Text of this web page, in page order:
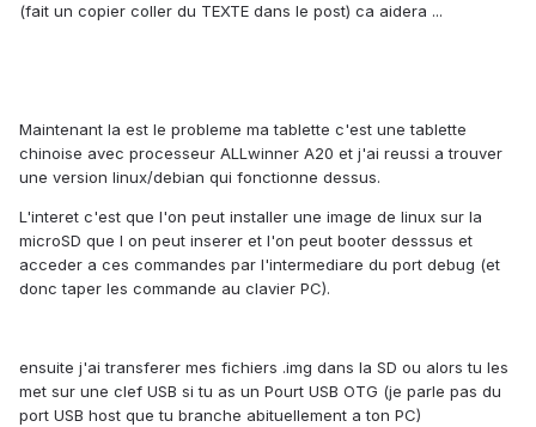
(fait un copier coller du TEXTE dans le post) ca aidera ...
Maintenant la est le probleme ma tablette c'est une tablette
chinoise avec processeur ALLwinner A20 et j'ai reussi a trouver
une version linux/debian qui fonctionne dessus.
L'interet c'est que l'on peut installer une image de linux sur la
microSD que l on peut inserer et l'on peut booter desssus et
acceder a ces commandes par l'intermediare du port debug (et
donc taper les commande au clavier PC).
ensuite j'ai transferer mes fichiers .img dans la SD ou alors tu les
met sur une clef USB si tu as un Pourt USB OTG (je parle pas du
port USB host que tu branche abituellement a ton PC)